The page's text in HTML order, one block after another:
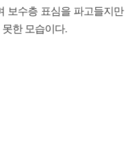
보수층 표심을 파고들지만
한 모습이다.